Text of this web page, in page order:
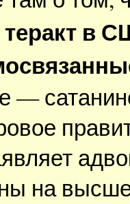
в
—
на